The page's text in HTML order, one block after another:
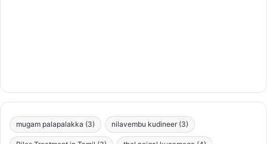
mugam palapalakka (3) nilavembu kudineer (3)